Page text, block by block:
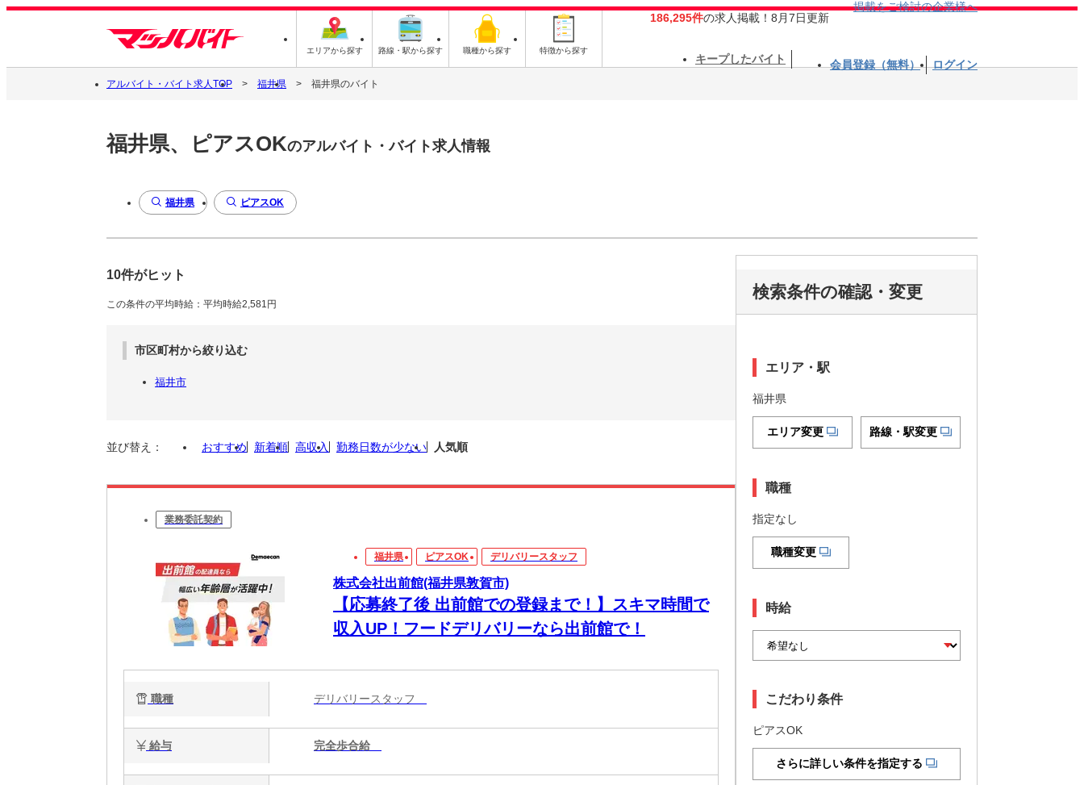
エリアから探す 路線・駅から探す 職種から探す 特徴から探す
186,295件の求人掲載！8月7日更新
掲載をご検討の企業様へ
キープしたバイト 会員登録（無料） ログイン
アルバイト・バイト求人TOP 福井県 福井県のバイト
福井県、ピアスOKのアルバイト・バイト求人情報
福井県 ピアスOK
10件がヒット
この条件の平均時給：平均時給2,581円
市区町村から絞り込む
福井市
並び替え： おすすめ 新着順 高収入 勤務日数が少ない 人気順
業務委託契約
福井県 ピアスOK デリバリースタッフ
株式会社出前館(福井県敦賀市)
【応募終了後 出前館での登録まで！】スキマ時間で
収入UP！フードデリバリーなら出前館で！
職種 デリバリースタッフ
給与 完全歩合給
検索条件の確認・変更
エリア・駅
福井県
エリア変更 路線・駅変更
職種
指定なし
職種変更
時給
こだわり条件
ピアスOK
さらに詳しい条件を指定する